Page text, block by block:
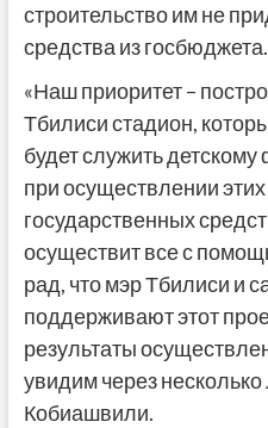
строительство им не
средства из госбюджета.
«Наш приоритет –
Тбилиси стадион,
будет служить
при осуществлении
государственных
осуществит все с
рад, что мэр Тбилиси и
поддерживают этот
результаты
увидим через несколько
Кобиашвили.